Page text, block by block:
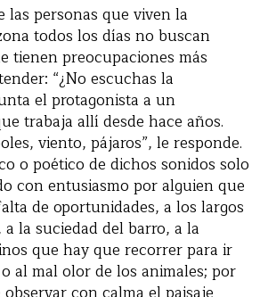
las personas que viven la
todos los días no buscan
tienen preocupaciones más
“¿No escuchas la
el protagonista a un
trabaja allí desde hace años.
viento, pájaros”, le responde.
o poético de dichos sonidos solo
con entusiasmo por alguien que
de oportunidades, a los largos
la suciedad del barro, a la
que hay que recorrer para ir
al mal olor de los animales; por